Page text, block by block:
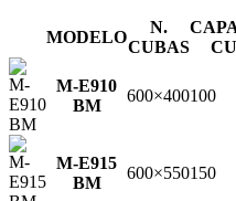
MODELO
N.
CUBAS
M-E910
BM
600×400100
M-E915
BM
600×550150